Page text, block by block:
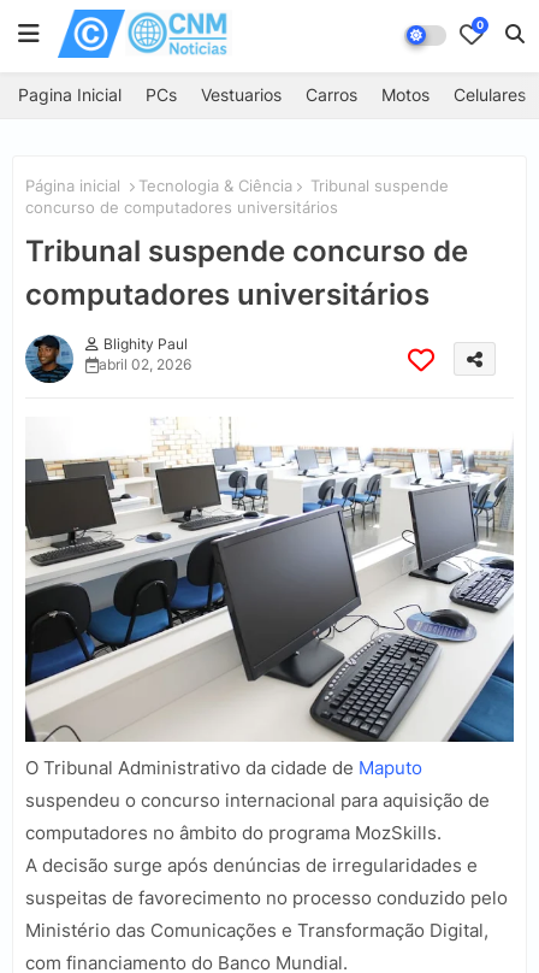
0
Pagina Inicial PCs Vestuarios Carros Motos Celulares
Página inicial Tecnologia & Ciência
Tribunal suspende
concurso de computadores universitários
Tribunal suspende concurso de
computadores universitários
Blighity Paul
abril 02, 2026
O Tribunal Administrativo da cidade de Maputo
suspendeu o concurso internacional para aquisição de
computadores no âmbito do programa MozSkills.
A decisão surge após denúncias de irregularidades e
suspeitas de favorecimento no processo conduzido pelo
Ministério das Comunicações e Transformação Digital,
com financiamento do Banco Mundial.